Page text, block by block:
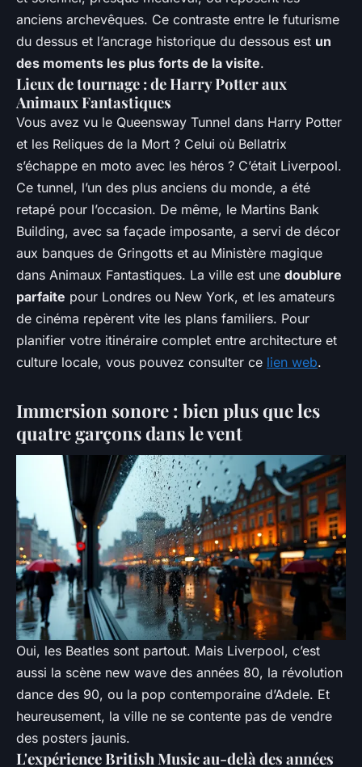
anciens archevêques. Ce contraste entre le futurisme
du dessus et l’ancrage historique du dessous est un
des moments les plus forts de la visite.
Lieux de tournage : de Harry Potter aux
Animaux Fantastiques
Vous avez vu le Queensway Tunnel dans Harry Potter
et les Reliques de la Mort ? Celui où Bellatrix
s’échappe en moto avec les héros ? C’était Liverpool.
Ce tunnel, l’un des plus anciens du monde, a été
retapé pour l’occasion. De même, le Martins Bank
Building, avec sa façade imposante, a servi de décor
aux banques de Gringotts et au Ministère magique
dans Animaux Fantastiques. La ville est une doublure
parfaite pour Londres ou New York, et les amateurs
de cinéma repèrent vite les plans familiers. Pour
planifier votre itinéraire complet entre architecture et
culture locale, vous pouvez consulter ce lien web.
Immersion sonore : bien plus que les
quatre garçons dans le vent
Oui, les Beatles sont partout. Mais Liverpool, c’est
aussi la scène new wave des années 80, la révolution
dance des 90, ou la pop contemporaine d’Adele. Et
heureusement, la ville ne se contente pas de vendre
des posters jaunis.
L'expérience British Music au-delà des années